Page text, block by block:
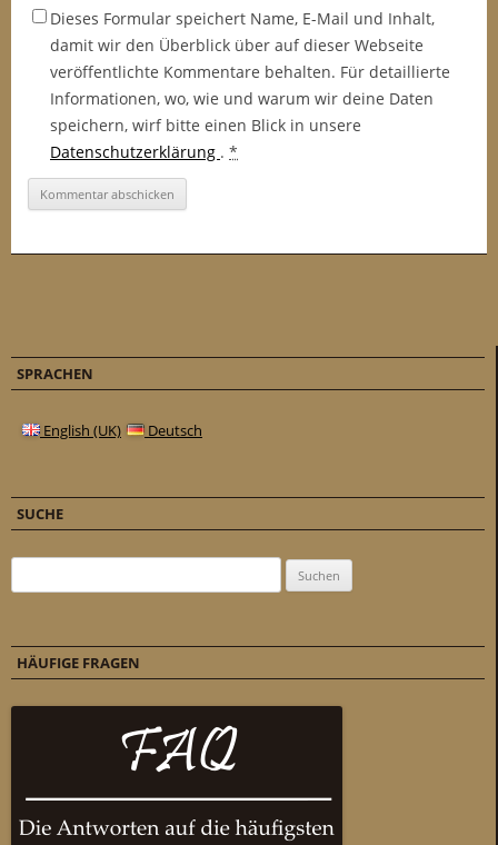
Dieses Formular speichert Name, E-Mail und Inhalt,
damit wir den Überblick über auf dieser Webseite
veröffentlichte Kommentare behalten. Für detaillierte
Informationen, wo, wie und warum wir deine Daten
speichern, wirf bitte einen Blick in unsere
Datenschutzerklärung . *
SPRACHEN
English (UK) Deutsch
SUCHE
HÄUFIGE FRAGEN